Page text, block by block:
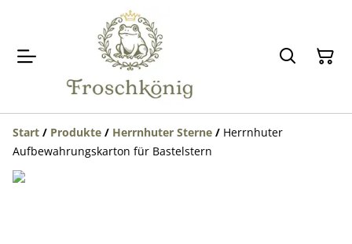
Start / Produkte / Herrnhuter Sterne / Herrnhuter
Aufbewahrungskarton für Bastelstern